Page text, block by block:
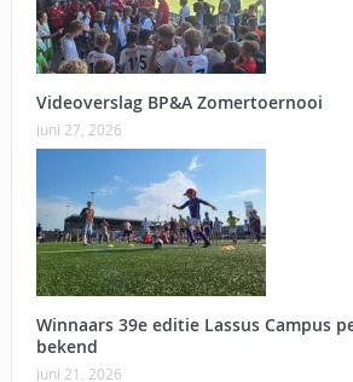
Videoverslag BP&A Zomertoernooi
juni 27, 2026
Winnaars 39e editie Lassus Campus
bekend
juni 21, 2026